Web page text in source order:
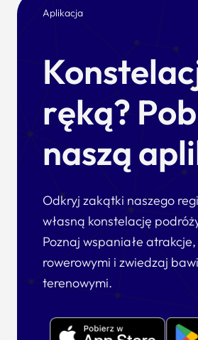
Aplikacja
ręką?
naszą
Odkryj zakątki naszego
własną konstelację
Poznaj wspaniałe
rowerowymi i zwiedzaj
terenowymi.